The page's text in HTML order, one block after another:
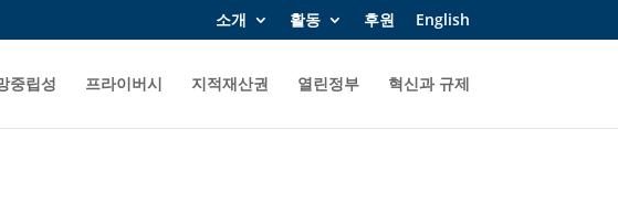
소개 활동 후원 English
중립성 프라이버시 지적재산권 열린정부 혁신과 규제